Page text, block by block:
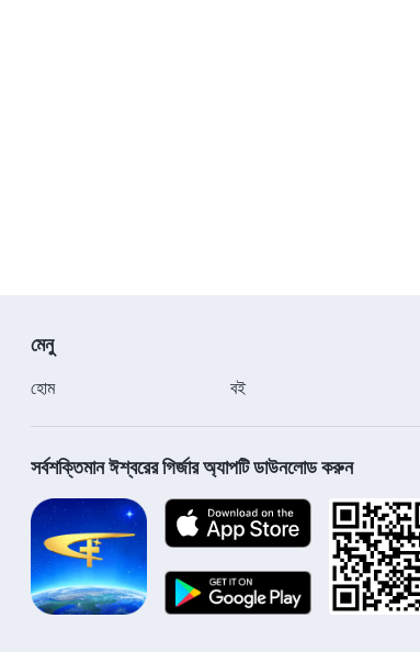
মেনু
হোম বই
সর্বশক্তিমান ঈশ্বরের গির্জার অ্যাপটি ডাউনলোড করুন